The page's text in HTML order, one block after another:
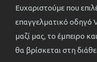
Ευχαριστούμε που
επαγγελματικό οδηγό
μαζί μας, το έμπειρο
θα βρίσκεται στη